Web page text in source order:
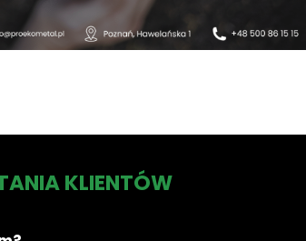
KLIENTÓW